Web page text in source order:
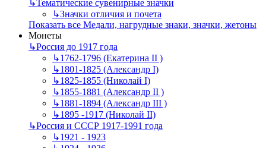
↳Тематические сувенирные значки
↳Значки отличия и почета
Показать все Медали, нагрудные знаки, значки, жетоны
Монеты
↳Россия до 1917 года
↳1762-1796 (Екатерина II )
↳1801-1825 (Александр I)
↳1825-1855 (Николай I)
↳1855-1881 (Александр II )
↳1881-1894 (Александр III )
↳1895 -1917 (Николай II)
↳Россия и СССР 1917-1991 года
↳1921 - 1923